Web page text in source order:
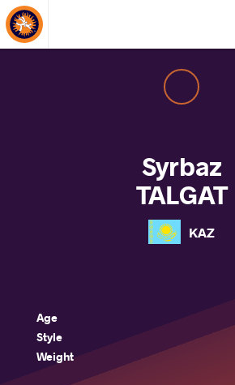
About Events
Syrbaz
TALGAT
KAZ
Age
Style
Weight